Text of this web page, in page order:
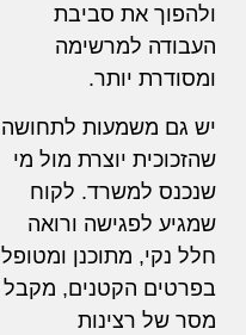
ולהפוך את סביבת
העבודה למרשימה
ומסודרת יותר.
יש גם משמעות לתחושה
שהזכוכית יוצרת מול מי
שנכנס למשרד. לקוח
שמגיע לפגישה ורואה
חלל נקי, מתוכנן ומטופל
בפרטים הקטנים, מקבל
מסר של רצינות